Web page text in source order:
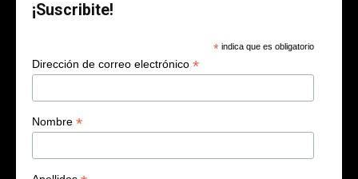
¡Suscribite!
* indica que es obligatorio
Dirección de correo electrónico *
Nombre *